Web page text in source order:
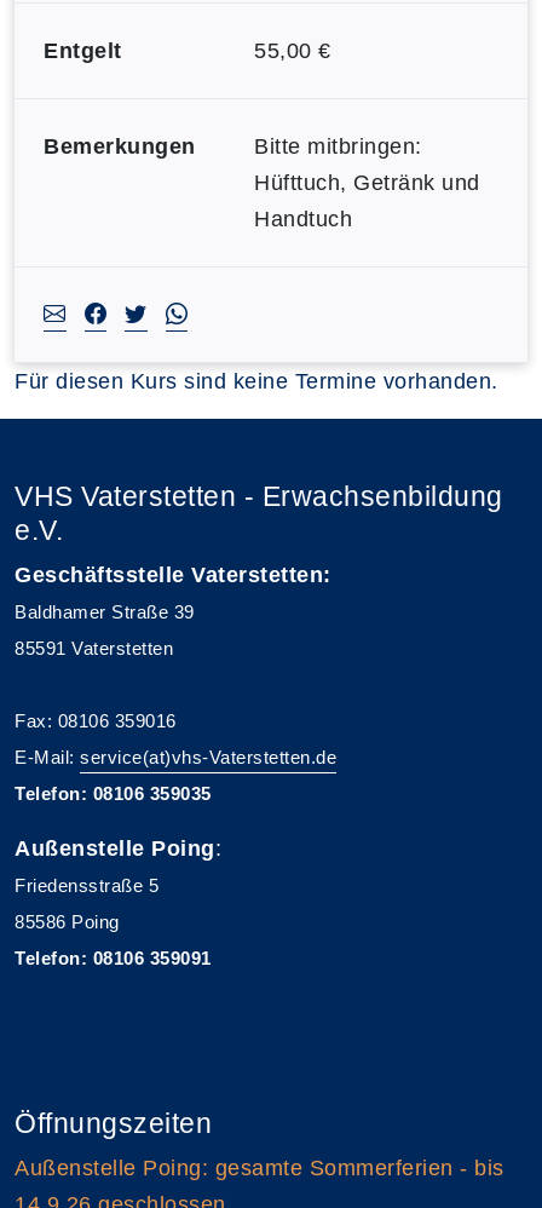
Entgelt 55,00 €
Bemerkungen
Bitte mitbringen:
Hüfttuch, Getränk und
Handtuch
Für diesen Kurs sind keine Termine vorhanden.
VHS Vaterstetten - Erwachsenbildung
e.V.
Geschäftsstelle Vaterstetten:
Baldhamer Straße 39
85591 Vaterstetten
Fax: 08106 359016
E-Mail: service(at)vhs-Vaterstetten.de
Telefon: 08106 359035
Außenstelle Poing:
Friedensstraße 5
85586 Poing
Telefon: 08106 359091
Öffnungszeiten
Außenstelle Poing: gesamte Sommerferien - bis